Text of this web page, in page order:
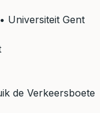
Universiteit Gent
de Verkeersboete